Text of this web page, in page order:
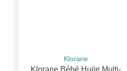
Klorane
Klorane Bébé Huile Multi-